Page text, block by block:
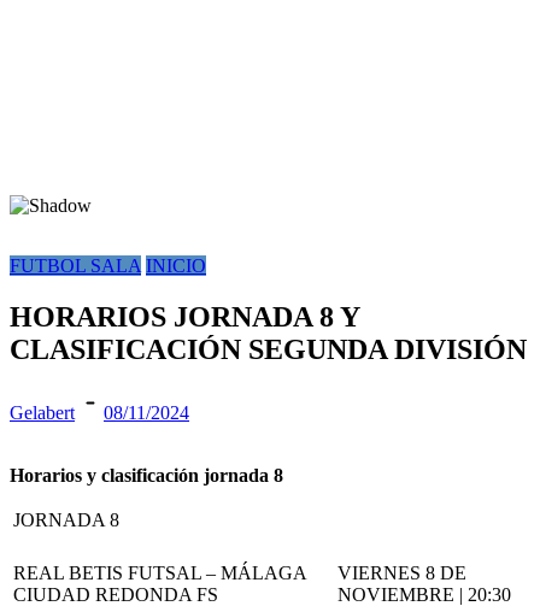
FUTBOL SALA INICIO
HORARIOS JORNADA 8 Y
CLASIFICACIÓN SEGUNDA DIVISIÓN
Gelabert 08/11/2024
Horarios y clasificación jornada 8
JORNADA 8
REAL BETIS FUTSAL – MÁLAGA
CIUDAD REDONDA FS
VIERNES 8 DE
NOVIEMBRE | 20:30